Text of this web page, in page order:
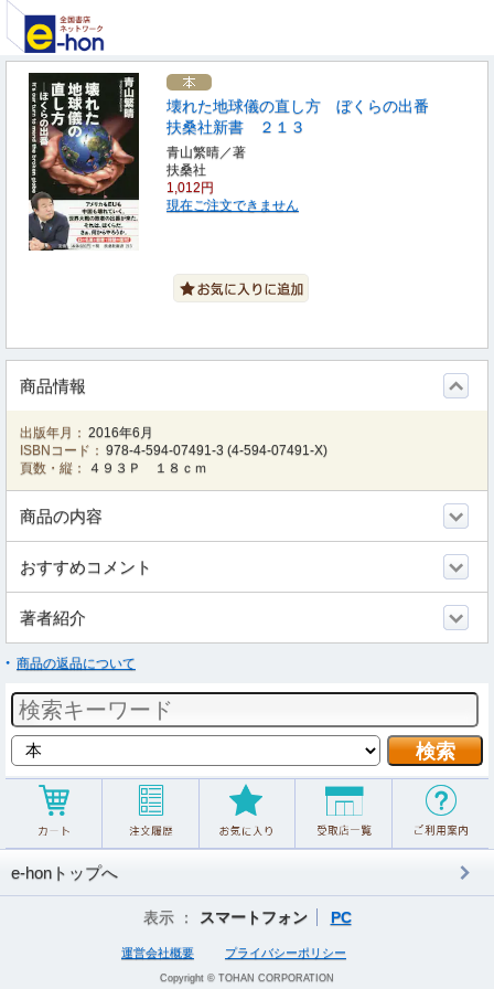
壊れた地球儀の直し方 ぼくらの出番
扶桑社新書 ２１３
青山繁晴／著
扶桑社
1,012円
現在ご注文できません
商品情報
出版年月： 2016年6月
ISBNコード： 978-4-594-07491-3 (4-594-07491-X)
頁数・縦：
４９３Ｐ １８ｃｍ
商品の内容
おすすめコメント
著者紹介
商品の返品について
e-honトップへ
表示 ： スマートフォン PC
運営会社概要 プライバシーポリシー
Copyright © TOHAN CORPORATION